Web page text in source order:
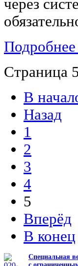
через
Подробнее
Страница
В
Назад
1
2
3
4
5
Вперёд
В конец
Специальная
с